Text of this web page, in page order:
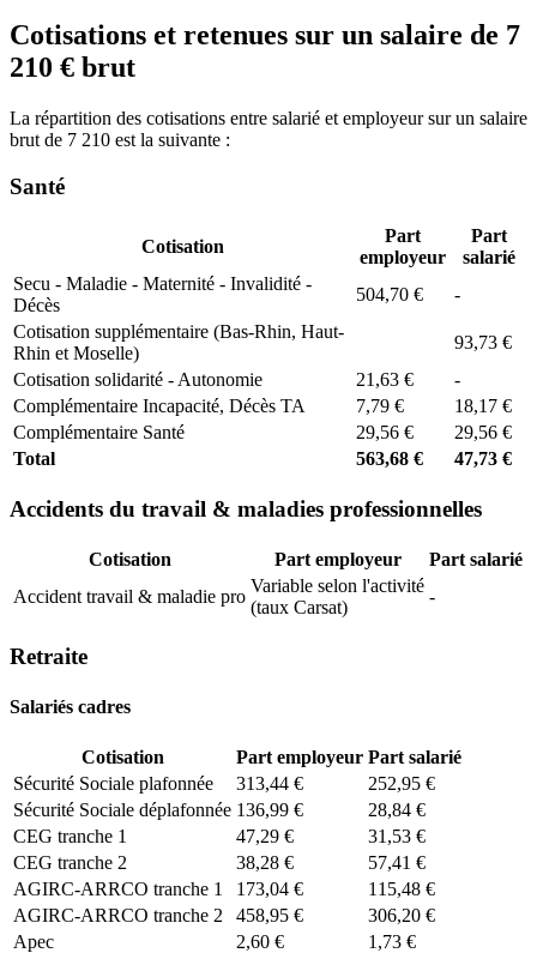
Cotisations et retenues sur un salaire de 7
210 € brut
La répartition des cotisations entre salarié et employeur sur un salaire
brut de 7 210 est la suivante :
Santé
Cotisation
Part
employeur
Part
salarié
Secu - Maladie - Maternité - Invalidité -
Décès
504,70 €
-
Cotisation supplémentaire (Bas-Rhin, Haut-
Rhin et Moselle)
93,73 €
Cotisation solidarité - Autonomie
21,63 €
-
Complémentaire Incapacité, Décès TA
7,79 €
18,17 €
Complémentaire Santé
29,56 €
29,56 €
Total
563,68 € 47,73 €
Accidents du travail & maladies professionnelles
Cotisation Part employeur
Part salarié
Accident travail & maladie pro
Variable selon l'activité
(taux Carsat)
-
Retraite
Salariés cadres
Cotisation Part employeur Part salarié
Sécurité Sociale plafonnée
313,44 €
252,95 €
Sécurité Sociale déplafonnée 136,99 €
28,84 €
CEG tranche 1
47,29 €
31,53 €
CEG tranche 2
38,28 €
57,41 €
AGIRC-ARRCO tranche 1
173,04 €
115,48 €
AGIRC-ARRCO tranche 2
458,95 €
306,20 €
Apec
2,60 €
1,73 €